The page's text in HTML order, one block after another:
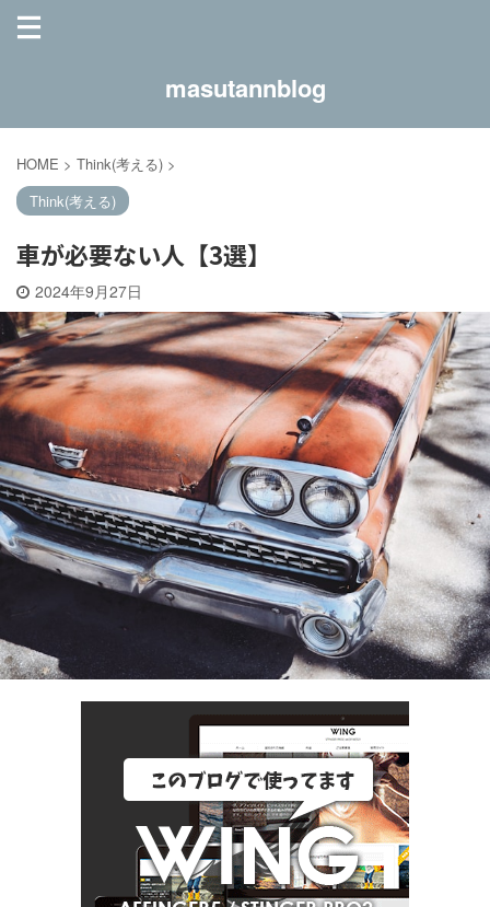
masutannblog
HOME > Think(考える) >
Think(考える)
車が必要ない人【3選】
2024年9月27日